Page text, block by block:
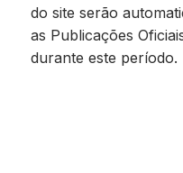
do site serão
as Publicações
durante este período.